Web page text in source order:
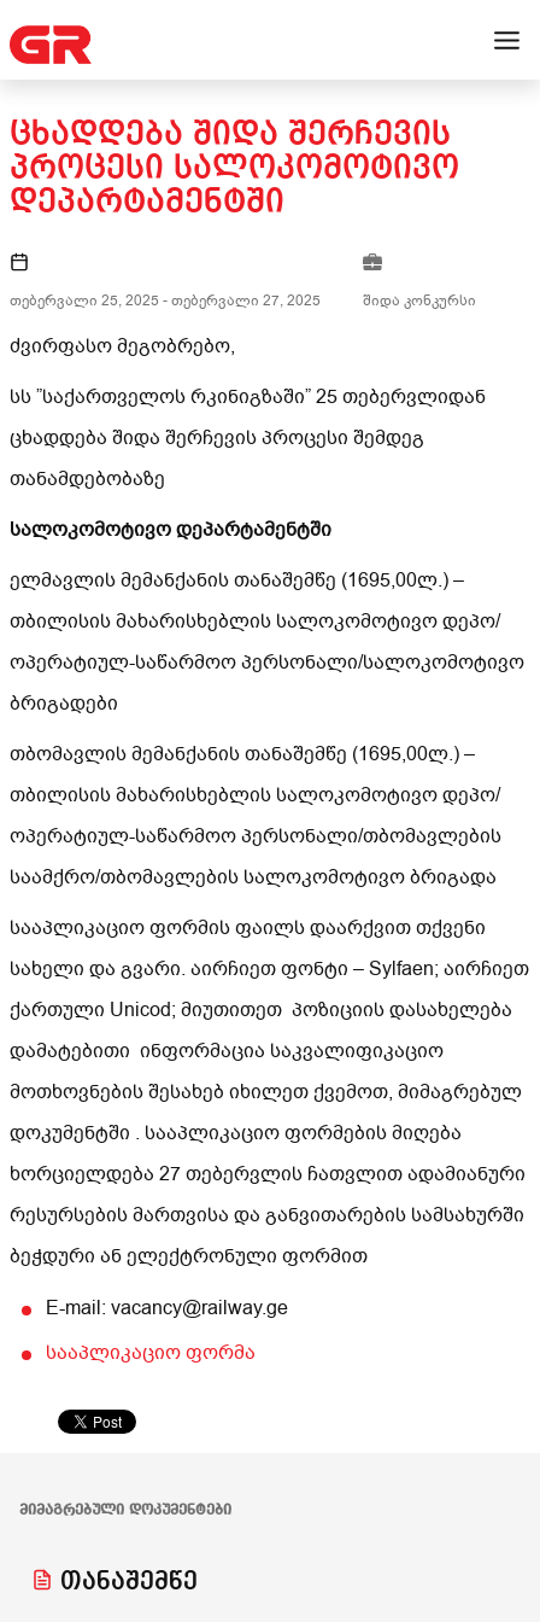
ᲪᲮᲐᲓᲓᲔᲑᲐ ᲨᲘᲓᲐ ᲨᲔᲠᲩᲔᲕᲘᲡ
ᲞᲠᲝᲪᲔᲡᲘ ᲡᲐᲚᲝᲙᲝᲛᲝᲢᲘᲕᲝ
ᲓᲔᲞᲐᲠᲢᲐᲛᲔᲜᲢᲨᲘ
თებერვალი 25, 2025 -თებერვალი 27, 2025 შიდა კონკურსი
ძვირფასო მეგობრებო,
სს ”საქართველოს რკინიგზაში” 25 თებერვლიდან
ცხადდება შიდა შერჩევის პროცესი შემდეგ
თანამდებობაზე
სალოკომოტივო დეპარტამენტში
ელმავლის მემანქანის თანაშემწე (1695,00ლ.) –
თბილისის მახარისხებლის სალოკომოტივო დეპო/
ოპერატიულ-საწარმოო პერსონალი/სალოკომოტივო
ბრიგადები
თბომავლის მემანქანის თანაშემწე (1695,00ლ.) –
თბილისის მახარისხებლის სალოკომოტივო დეპო/
ოპერატიულ-საწარმოო პერსონალი/თბომავლების
საამქრო/თბომავლების სალოკომოტივო ბრიგადა
სააპლიკაციო ფორმის ფაილს დაარქვით თქვენი
სახელი და გვარი. აირჩიეთ ფონტი – Sylfaen; აირჩიეთ
ქართული Unicod; მიუთითეთ პოზიციის დასახელება
დამატებითი ინფორმაცია საკვალიფიკაციო
მოთხოვნების შესახებ იხილეთ ქვემოთ, მიმაგრებულ
დოკუმენტში . სააპლიკაციო ფორმების მიღება
ხორციელდება 27 თებერვლის ჩათვლით ადამიანური
რესურსების მართვისა და განვითარების სამსახურში
ბეჭდური ან ელექტრონული ფორმით
E-mail: vacancy@railway.ge
სააპლიკაციო ფორმა
ᲛᲘᲛᲐᲒᲠᲔᲑᲣᲚᲘ ᲓᲝᲙᲣᲛᲔᲜᲢᲔᲑᲘ
თანაშემწე